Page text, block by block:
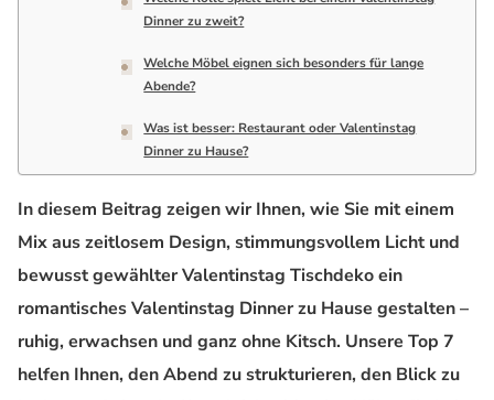
Dinner zu zweit?
Welche Möbel eignen sich besonders für lange
Abende?
Was ist besser: Restaurant oder Valentinstag
Dinner zu Hause?
In diesem Beitrag zeigen wir Ihnen, wie Sie mit einem
Mix aus zeitlosem Design, stimmungsvollem Licht und
bewusst gewählter Valentinstag Tischdeko ein
romantisches Valentinstag Dinner zu Hause gestalten –
ruhig, erwachsen und ganz ohne Kitsch. Unsere Top 7
helfen Ihnen, den Abend zustrukturieren, den Blick zu